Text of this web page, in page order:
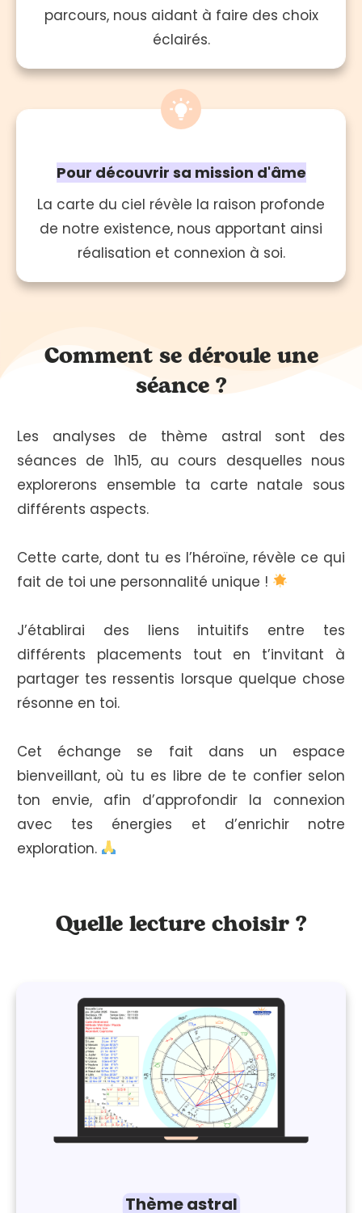
parcours, nous aidant à faire des choix
éclairés.
Pour découvrir sa mission d'âme
La carte du ciel révèle la raison profonde
de notre existence, nous apportant ainsi
réalisation et connexion à soi.
Comment se déroule une
séance ?
Les analyses de thème astral sont des
séances de 1h15, au cours desquelles nous
explorerons ensemble ta carte natale sous
différents aspects.
Cette carte, dont tu es l’héroïne, révèle ce qui
fait de toi une personnalité unique !
J’établirai des liens intuitifs entre tes
différents placements tout en t’invitant à
partager tes ressentis lorsque quelque chose
résonne en toi.
Cet échange se fait dans un espace
bienveillant, où tu es libre de te confier selon
ton envie, afin d’approfondir la connexion
avec tes énergies et d’enrichir notre
exploration.
Quelle lecture choisir ?
Thème astral